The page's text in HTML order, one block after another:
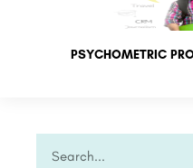
PSYCHOMETRIC